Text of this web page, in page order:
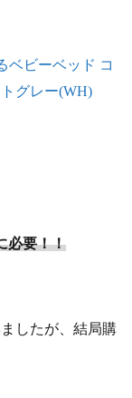
ベビーベッド コ
グレー(WH)
必要！！
したが、結局購